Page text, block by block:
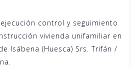
control y seguimiento
vivienda unifamiliar en
Isábena (Huesca) Srs. Trifán /